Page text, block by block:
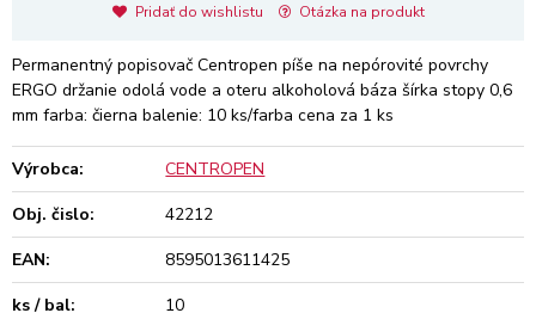
Pridať do wishlistu Otázka na produkt
Permanentný popisovač Centropen píše na nepórovité povrchy
ERGO držanie odolá vode a oteru alkoholová báza šírka stopy 0,6
mm farba: čierna balenie: 10 ks/farba cena za 1 ks
Výrobca:
CENTROPEN
Obj. čislo:
42212
EAN:
8595013611425
ks / bal:
10